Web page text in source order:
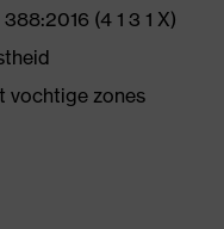
(4 1 3 1 X)
vochtige zones